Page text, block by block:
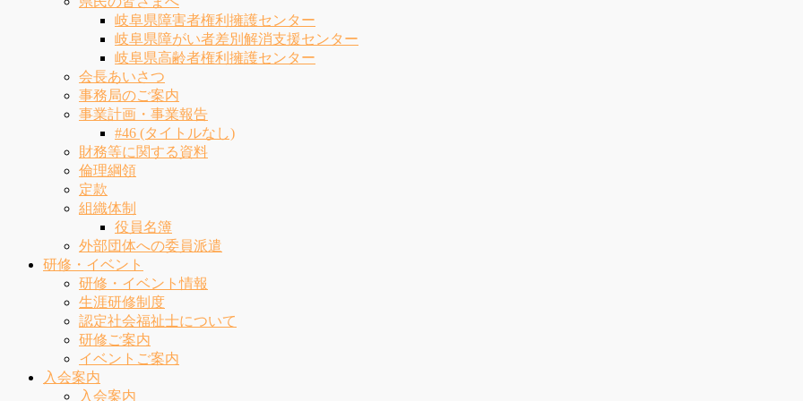
岐阜県障害者権利擁護センター
岐阜県障がい者差別解消支援センター
岐阜県高齢者権利擁護センター
会長あいさつ
事務局のご案内
事業計画・事業報告
#46 (タイトルなし)
財務等に関する資料
倫理綱領
定款
組織体制
役員名簿
外部団体への委員派遣
研修・イベント
研修・イベント情報
生涯研修制度
認定社会福祉士について
研修ご案内
イベントご案内
入会案内
入会案内